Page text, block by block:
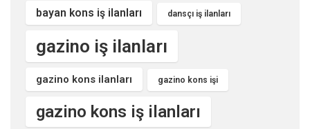
bayan kons iş ilanları dansçı iş ilanları
gazino iş ilanları
gazino kons ilanları gazino kons işi
gazino kons iş ilanları